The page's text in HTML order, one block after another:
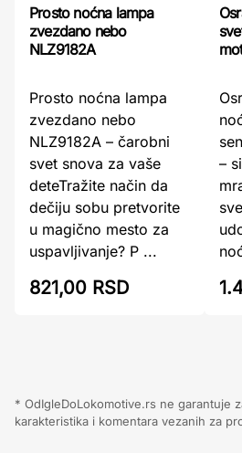
Prosto noćna lampa
zvezdano nebo
NLZ9182A
Prosto noćna lampa
zvezdano nebo
NLZ9182A – čarobni
svet snova za vaše
deteTražite način da
dečiju sobu pretvorite
u magično mesto za
uspavljivanje? P ...
821,00 RSD
–
* OdIgleDoLokomotive.rs ne garantuje
karakteristika i komentara vezanih za